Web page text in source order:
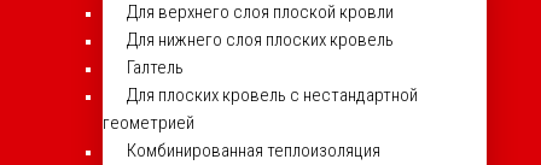
Для верхнего слоя плоской кровли
Для нижнего слоя плоских кровель
Галтель
Для плоских кровель с нестандартной
геометрией
Комбинированная теплоизоляция